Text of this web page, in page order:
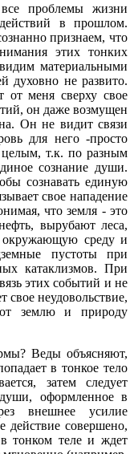
проблемы жизни
в прошлом.
признаем, что
этих тонких
материальными
духовно не развито.
от меня сверху свое
он даже возмущен
Он не видит связи
для него -просто
т.к. по разным
сознание души.
сознавать единую
свое нападение
что земля - это
вырубают леса,
окружающую среду и
пустоты при
катаклизмов. При
этих событий и не
свое неудовольствие,
землю и природу
Веды объясняют,
в тонкое тело
затем следует
оформленное в
внешнее усилие
действие совершено,
тонком теле и ждет